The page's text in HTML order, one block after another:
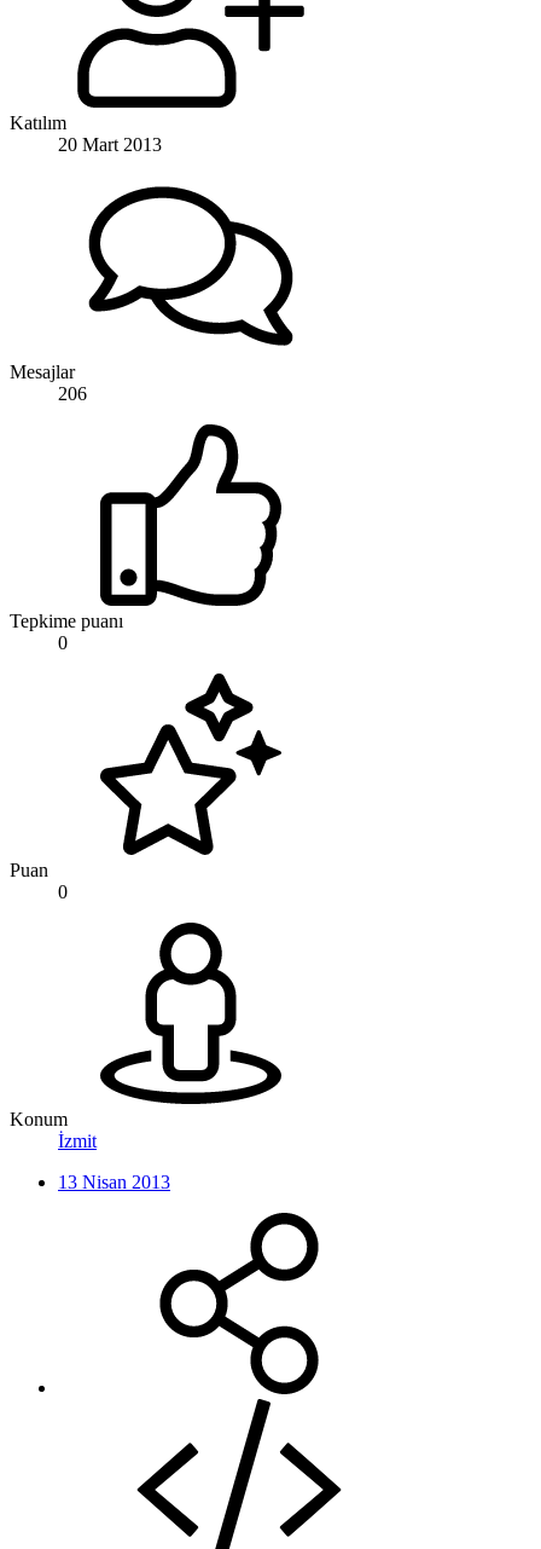
Katılım
20 Mart 2013
Mesajlar
206
Tepkime puanı
0
Puan
0
Konum
İzmit
13 Nisan 2013